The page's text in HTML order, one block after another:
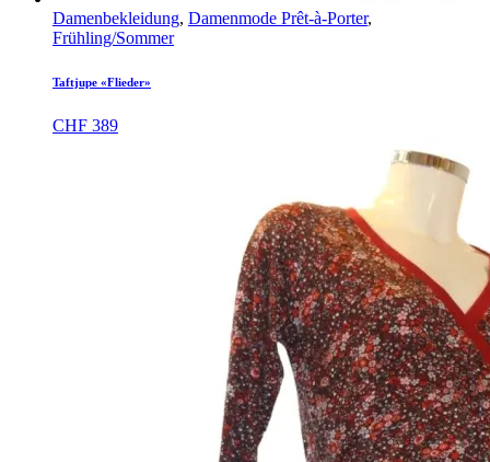
Damenbekleidung, Damenmode Prêt-à-Porter,
Frühling/Sommer
Taftjupe «Flieder»
CHF 389